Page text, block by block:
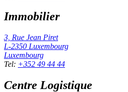
Immobilier
3, Rue Jean Piret
L-2350 Luxembourg
Luxembourg
Tel: +352 49 44 44
Centre Logistique